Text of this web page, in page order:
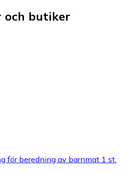
och butiker
för beredning av barnmat 1 st.